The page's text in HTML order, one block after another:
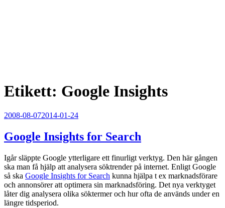
Etikett: Google Insights
Publicerat
2008-08-072014-01-24
Google Insights for Search
Igår släppte Google ytterligare ett finurligt verktyg. Den här gången
ska man få hjälp att analysera söktrender på internet. Enligt Google
så ska Google Insights for Search kunna hjälpa t ex marknadsförare
och annonsörer att optimera sin marknadsföring. Det nya verktyget
låter dig analysera olika söktermer och hur ofta de används under en
längre tidsperiod.